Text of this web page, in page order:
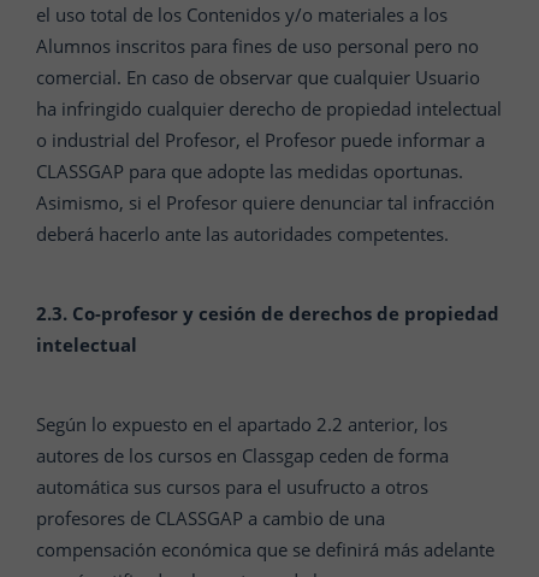
el uso total de los Contenidos y/o materiales a los
Alumnos inscritos para fines de uso personal pero no
comercial. En caso de observar que cualquier Usuario
ha infringido cualquier derecho de propiedad intelectual
o industrial del Profesor, el Profesor puede informar a
CLASSGAP para que adopte las medidas oportunas.
Asimismo, si el Profesor quiere denunciar tal infracción
deberá hacerlo ante las autoridades competentes.
2.3. Co-profesor y cesión de derechos de propiedad
intelectual
Según lo expuesto en el apartado 2.2 anterior, los
autores de los cursos en Classgap ceden de forma
automática sus cursos para el usufructo a otros
profesores de CLASSGAP a cambio de una
compensación económica que se definirá más adelante